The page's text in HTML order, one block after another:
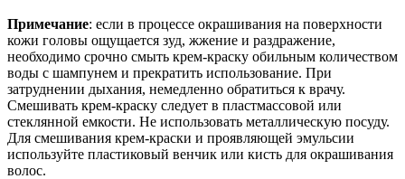
Примечание: если в процессе окрашивания на поверхности
кожи головы ощущается зуд, жжение и раздражение,
необходимо срочно смыть крем-краску обильным количеством
воды с шампунем и прекратить использование. При
затруднении дыхания, немедленно обратиться к врачу.
Смешивать крем-краску следует в пластмассовой или
стеклянной емкости. Не использовать металлическую посуду.
Для смешивания крем-краски и проявляющей эмульсии
используйте пластиковый венчик или кисть для окрашивания
волос.